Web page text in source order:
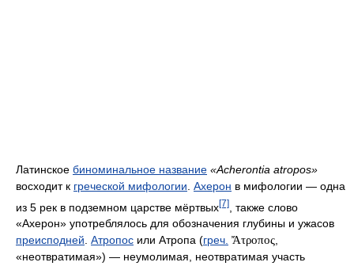
Латинское биноминальное название «Acherontia atropos»
восходит к греческой мифологии Ахерон в мифологии — одна
из 5 рек в подземном царстве мёртвых[7]
, также слово
«Ахерон» употреблялось для обозначения глубины и ужасов
преисподней. Атропос или Атропа (греч. Ἄτροπος,
«неотвратимая») — неумолимая, неотвратимая участь